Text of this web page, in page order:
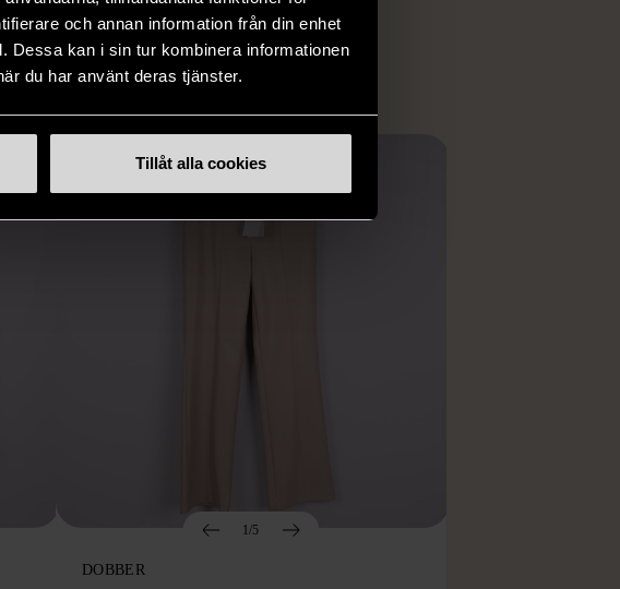
och annan information från din enhet
Dessa kan i sin tur kombinera informationen
du har använt deras tjänster.
Tillåt alla cookies
denna
1/5
DOBBER